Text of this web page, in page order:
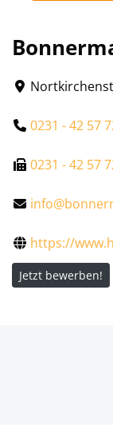
0231 - 42 57
0231 - 42 57
https://
Jetzt bewerben!